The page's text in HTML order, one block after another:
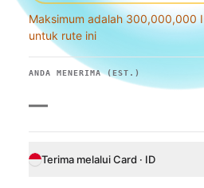
Maksimum adalah 300,000,000
untuk rute ini
ANDA MENERIMA(EST.)
—
Terima melalui Card · ID